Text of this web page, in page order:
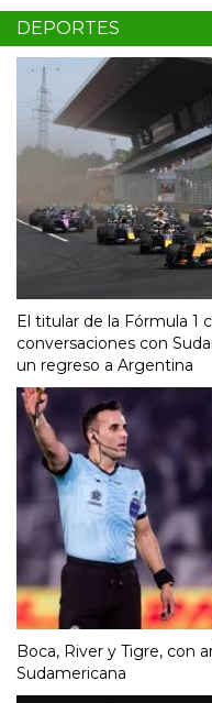
DEPORTES
El titular de la Fórmula
conversaciones con
un regreso a Argentina
Boca, River y Tigre, con
Sudamericana